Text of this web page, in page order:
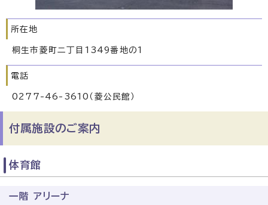
所在地
桐生市菱町二丁目1349番地の1
電話
0277-46-3610（菱公民館）
付属施設のご案内
体育館
一階 アリーナ